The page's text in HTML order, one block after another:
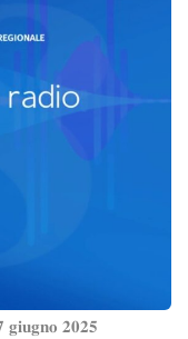
𝐠𝐢𝐮𝐠𝐧𝐨 𝟐𝟎𝟐𝟓